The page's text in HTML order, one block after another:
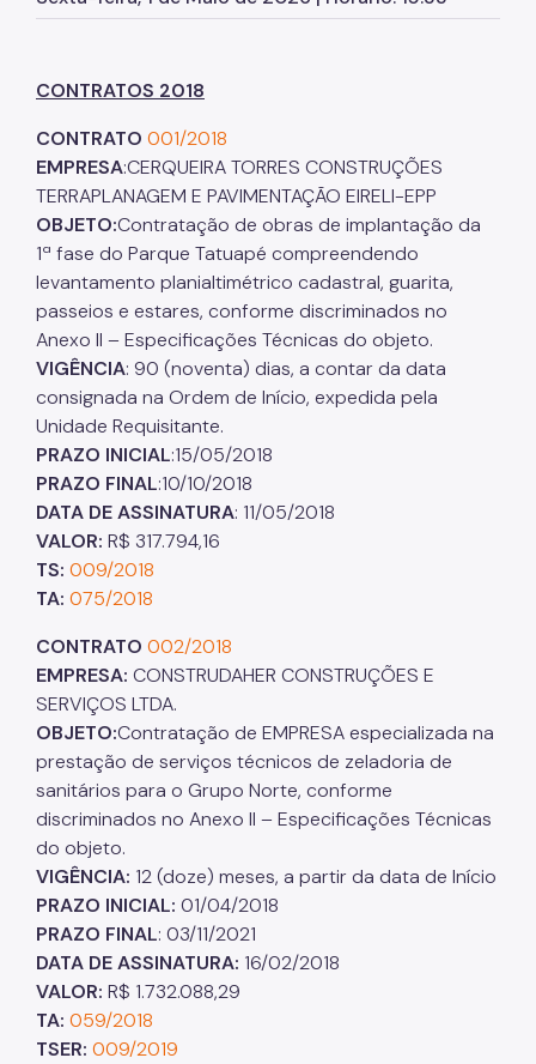
Herbário Municipal
Parques Concessionados
Unidades de Conservação
Trilha Interparques
Viveiros Municipais
Educação Ambiental UMAPAZ
Programação
Planetários
Planejamento Ambiental
Patrimônio Ambiental
Projetos Urbanos
Licenciamento Ambiental
Licenciamento Ambiental Industrial
Licenciamento Ambiental Não-Industrial
Heliponto
Áreas Contaminadas
Estudos Ambientais
Produtos Perigosos
TCA - Termo de Compromisso Ambiental
Motogeradores
CONTRATOS 2018
CONTRATO 001/2018
EMPRESA:CERQUEIRA TORRES CONSTRUÇÕES
TERRAPLANAGEM E PAVIMENTAÇÃO EIRELI-EPP
OBJETO:Contratação de obras de implantação da
1ª fase do Parque Tatuapé compreendendo
levantamento planialtimétrico cadastral, guarita,
passeios e estares, conforme discriminados no
Anexo II – Especificações Técnicas do objeto.
VIGÊNCIA: 90 (noventa) dias, a contar da data
consignada na Ordem de Início, expedida pela
Unidade Requisitante.
PRAZO INICIAL:15/05/2018
PRAZO FINAL:10/10/2018
DATA DE ASSINATURA: 11/05/2018
VALOR: R$ 317.794,16
TS: 009/2018
TA: 075/2018
CONTRATO 002/2018
EMPRESA: CONSTRUDAHER CONSTRUÇÕES E
SERVIÇOS LTDA.
OBJETO:Contratação de EMPRESA especializada na
prestação de serviços técnicos de zeladoria de
sanitários para o Grupo Norte, conforme
discriminados no Anexo II – Especificações Técnicas
do objeto.
VIGÊNCIA: 12 (doze) meses, a partir da data de Início
PRAZO INICIAL: 01/04/2018
PRAZO FINAL: 03/11/2021
DATA DE ASSINATURA: 16/02/2018
VALOR: R$ 1.732.088,29
TA: 059/2018
TSER: 009/2019